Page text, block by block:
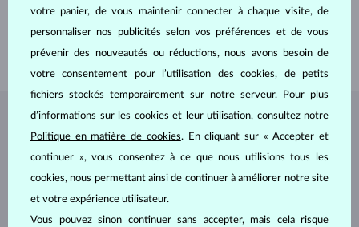
POIDS0.700 ct
LARGEUR 1.90 mm
POIDS 2.45 g
L'ATELIER KLENOTA
votre panier, de vous maintenir connecter à chaque visite, de
personnaliser nos publicités selon vos préférences et de vous
prévenir des nouveautés ou réductions, nous avons besoin de
votre consentement pour l’utilisation des cookies, de petits
fichiers stockés temporairement sur notre serveur. Pour plus
d’informations sur les cookies et leur utilisation, consultez notre
Politique en matière de cookies. En cliquant sur « Accepter et
continuer », vous consentez à ce que nous utilisions tous les
cookies, nous permettant ainsi de continuer à améliorer notre site
et votre expérience utilisateur.
Vous pouvez sinon continuer sans accepter, mais cela risque